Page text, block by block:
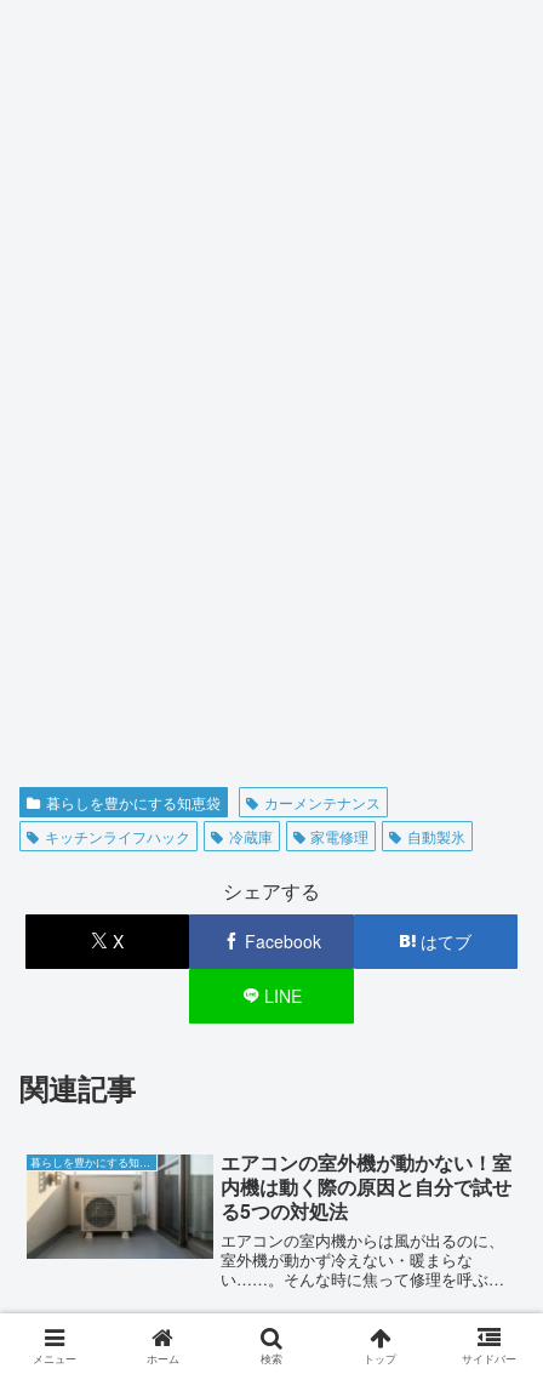
暮らしを豊かにする知恵袋
カーメンテナンス
キッチンライフハック
冷蔵庫 家電修理 自動製氷
シェアする
X Facebook はてブ
LINE
関連記事
暮らしを豊かにする知恵袋
エアコンの室外機が動かない！室
内機は動く際の原因と自分で試せ
る5つの対処法
エアコンの室内機からは風が出るのに、
室外機が動かず冷えない・暖まらな
い……。そんな時に焦って修理を呼ぶ前
と解決策をプロの視点で解説します。
コーヒーミルを自分仕様に。手動
の電動化から精度向上まで、愛機
メニュー ホーム 検索 トップ サイドバー